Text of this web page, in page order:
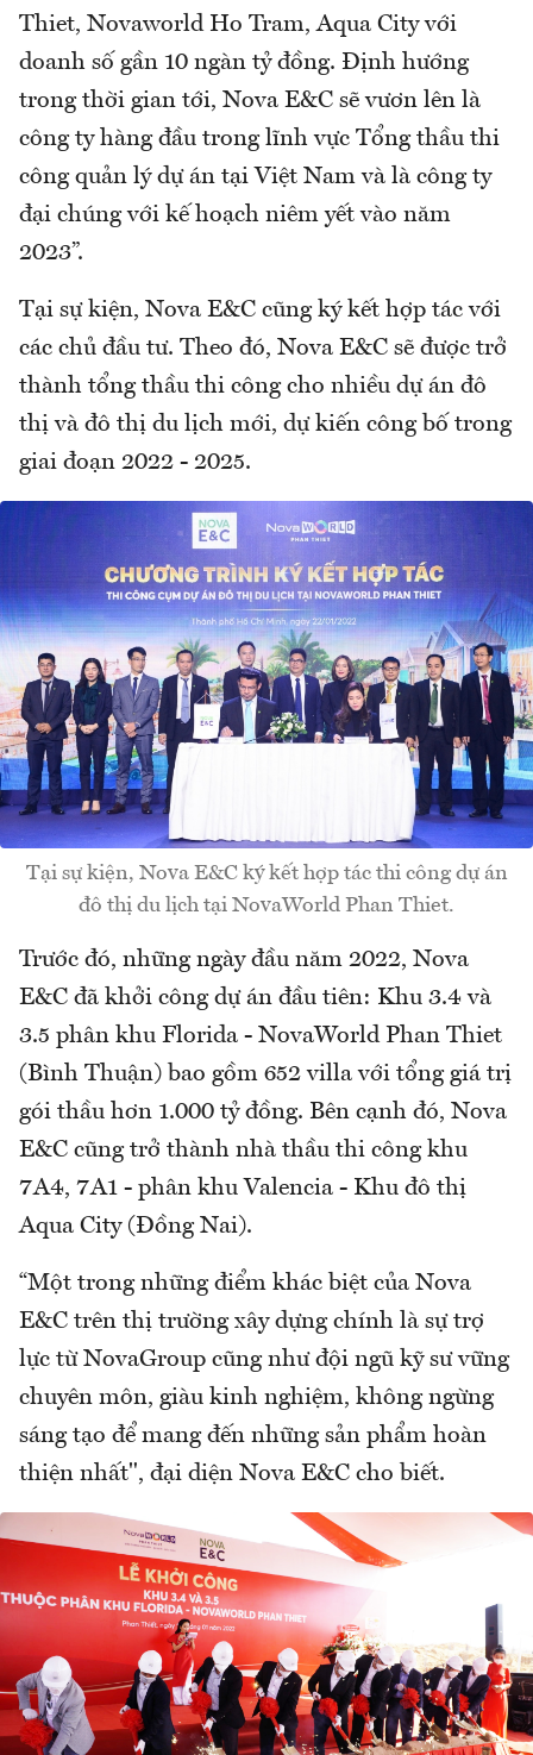
Thiet, Novaworld Ho Tram, Aqua City với
doanh số gần 10 ngàn tỷ đồng. Định hướng
trong thời gian tới, Nova E&C sẽ vươn lên là
công ty hàng đầu trong lĩnh vực Tổng thầu thi
công quản lý dự án tại Việt Nam và là công ty
đại chúng với kế hoạch niêm yết vào năm
2023”.
Tại sự kiện, Nova E&C cũng ký kết hợp tác với
các chủ đầu tư. Theo đó, Nova E&C sẽ được trở
thành tổng thầu thi công cho nhiều dự án đô
thị và đô thị du lịch mới, dự kiến công bố trong
giai đoạn 2022 - 2025.
Tại sự kiện, Nova E&C ký kết hợp tác thi công dự án
đô thị du lịch tại NovaWorld Phan Thiet.
Trước đó, những ngày đầu năm 2022, Nova
E&C đã khởi công dự án đầu tiên: Khu 3.4 và
3.5 phân khu Florida - NovaWorld Phan Thiet
(Bình Thuận) bao gồm 652 villa với tổng giá trị
gói thầu hơn 1.000 tỷ đồng. Bên cạnh đó, Nova
E&C cũng trở thành nhà thầu thi công khu
7A4, 7A1 - phân khu Valencia - Khu đô thị
Aqua City (Đồng Nai).
“Một trong những điểm khác biệt của Nova
E&C trên thị trường xây dựng chính là sự trợ
lực từ NovaGroup cũng như đội ngũ kỹ sư vững
chuyên môn, giàu kinh nghiệm, không ngừng
sáng tạo để mang đến những sản phẩm hoàn
thiện nhất", đại diện Nova E&C cho biết.